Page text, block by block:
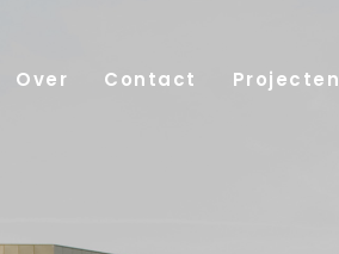
Over Contact Projecten